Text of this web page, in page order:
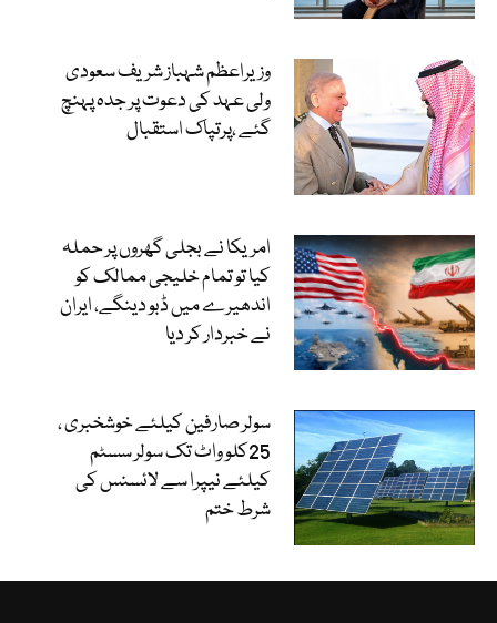
وزیراعظم شہباز شریف سعودی
ولی عہد کی دعوت پر جدہ پہنچ
گئے ،پرتپاک استقبال
امریکا نے بجلی گھروں پر حملہ
کیا تو تمام خلیجی ممالک کو
اندھیرے میں ڈبو دینگے، ایران
نے خبردار کر دیا
سولر صارفین کیلئے خوشخبری ،
25کلو واٹ تک سولر سسٹم
کیلئے نیپرا سے لائسنس کی
شرط ختم